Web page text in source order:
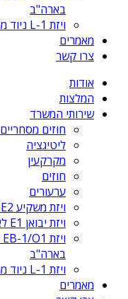
בארה"ב
ויזת L-1 ניוד מנהלים ועובדים לארה"ב
מאמרים
צרו קשר
אודות
המלצות
שירותי המשרד
חוזים מסחריים
ליטיגציה
מקרקעין
חוזים
ערעורים
ויזת משקיע E2 לארה״ב
ויזת יבואן E1 לארה"ב – עורך דין ניר אביבי
בארה"ב
ויזת L-1 ניוד מנהלים ועובדים לארה"ב
מאמרים